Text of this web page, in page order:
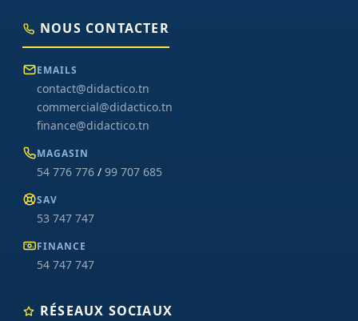
NOUS CONTACTER
EMAILS
contact@didactico.tn
commercial@didactico.tn
finance@didactico.tn
MAGASIN
54 776 776 / 99 707 685
SAV
53 747 747
FINANCE
54 747 747
RÉSEAUX SOCIAUX